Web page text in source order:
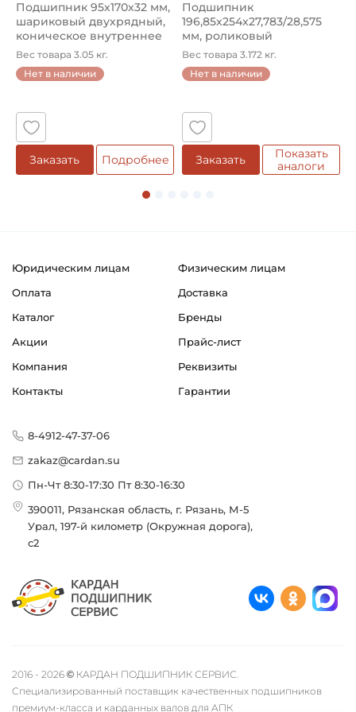
Подшипник 95х170х32 мм,
шариковый двухрядный,
коническое внутреннее
кол...
Вес товара 3.05 кг.
Нет в наличии
Заказать Подробнее
Подшипник
196,85х254х27,783/28,575
мм, роликовый
однорядный конический
...
Вес товара 3.172 кг.
Нет в наличии
Заказать
Показать
аналоги
Юридическим лицам
Физическим лицам
Оплата
Доставка
Каталог
Бренды
Акции
Прайс-лист
Компания
Реквизиты
Контакты
Гарантии
8-4912-47-37-06
zakaz@cardan.su
Пн-Чт 8:30-17:30 Пт 8:30-16:30
390011, Рязанская область, г. Рязань, М-5
Урал, 197-й километр (Окружная дорога),
с2
2016 - 2026 © КАРДАН ПОДШИПНИК СЕРВИС.
Специализированный поставщик качественных подшипников
премиум-класса и карданных валов для АПК